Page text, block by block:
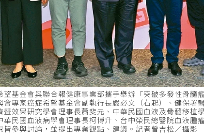
望基金會與聯合報健康事業部攜手舉辦「突破多發性骨髓
會專家癌症希望基金會副執行長嚴必文（右起）、健保署
暨效果研究學會理事長蕭斐元、中華民國血液及骨髓移
華民國血液病學會理事長柯博升、台中榮民總醫院血液腫
皆參與討論，並提出專業觀點、建議。記者曾吉松／攝影